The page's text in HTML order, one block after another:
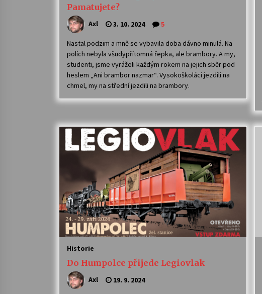
Pamatujete?
Axl 3. 10. 2024 5
Nastal podzim a mně se vybavila doba dávno minulá. Na
polích nebyla všudypřítomná řepka, ale brambory. A my,
studenti, jsme vyráželi každým rokem na jejich sběr pod
heslem „Ani brambor nazmar“. Vysokoškoláci jezdili na
chmel, my na střední jezdili na brambory.
Historie
Do Humpolce přijede Legiovlak
Axl 19. 9. 2024